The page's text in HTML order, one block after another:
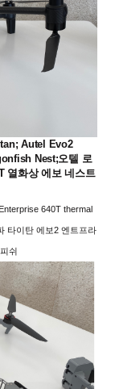
Autel Evo2
Nest;오텔 로
열화상 에보 네스트
640T thermal
타이탄 에보2 엔트프라
쉬